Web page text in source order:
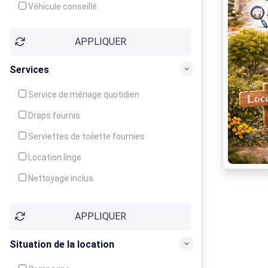
Véhicule conseillé
APPLIQUER
Services
Service de ménage quotidien
Draps fournis
Serviettes de toilette fournies
Location linge
Nettoyage inclus
Garde d'enfants
Crèche
APPLIQUER
Situation de la location